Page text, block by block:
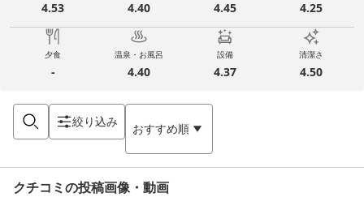
4.53 4.40 4.45 4.25
夕食
-
温泉・お風呂
4.40
設備
4.37
清潔さ
4.50
絞り込み おすすめ順
クチコミの投稿画像・動画